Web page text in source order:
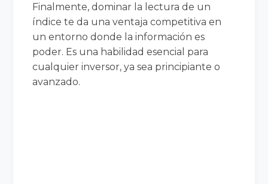
Finalmente, dominar la lectura de un
índice te da una ventaja competitiva en
un entorno donde la información es
poder. Es una habilidad esencial para
cualquier inversor, ya sea principiante o
avanzado.